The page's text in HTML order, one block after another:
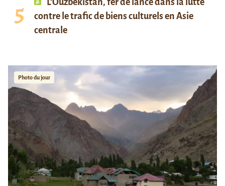
contre le trafic de biens culturels en Asie
centrale
Photo du jour